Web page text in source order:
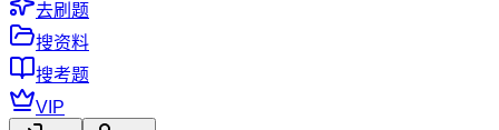
去刷题
搜资料
搜考题
VIP